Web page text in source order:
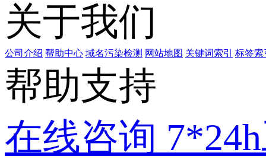
关于我们
公司介绍 帮助中心 域名污染检测 网站地图 关键词索引 标签索
帮助支持
在线咨询